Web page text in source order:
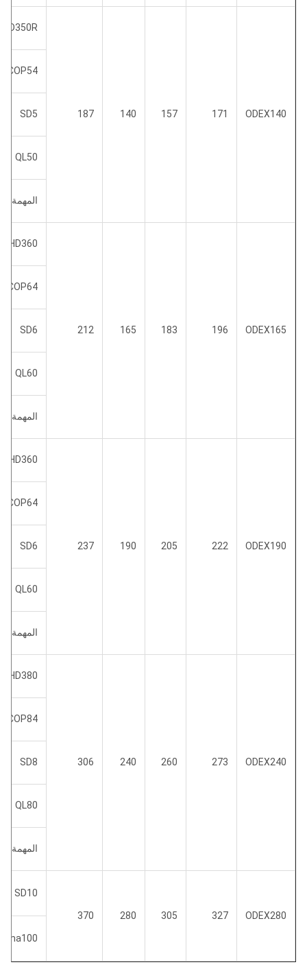
ODEX140
171
157
140
187
COP54
SD5
QL50
المهمة 50
ODEX165
196
183
165
212
DHD360
COP64
SD6
QL60
المهمة 60
ODEX190
222
205
190
237
DHD360
COP64
SD6
QL60
المهمة 60
ODEX240
273
260
240
306
DHD380
COP84
SD8
QL80
المهمة 80
ODEX280
327
305
280
370
SD10